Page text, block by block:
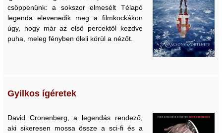
csöppenünk: a sokszor elmesélt Télapó
legenda elevenedik meg a filmkockákon
úgy, hogy már az első percektől kezdve
puha, meleg fényben öleli körül a nézőt.
Gyilkos ígéretek
David Cronenberg, a legendás rendező,
aki sikeresen mossa össze a sci-fi és a